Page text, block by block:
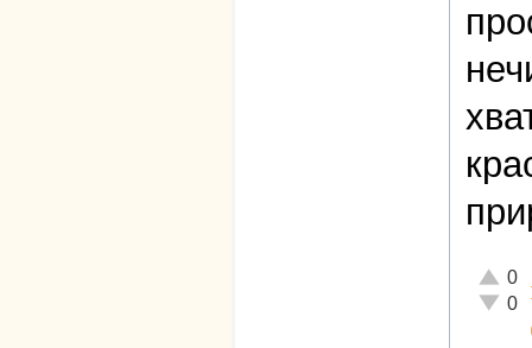
0
0